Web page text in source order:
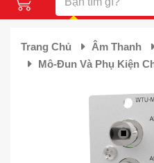
Trang Chủ Âm Thanh
Mô-Đun Và Phụ Kiện